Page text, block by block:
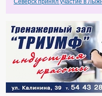
Северск принял участие в